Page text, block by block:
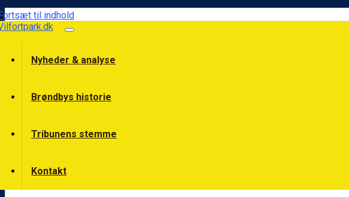
til indhold
Nyheder & analyse
Brøndbys historie
Tribunens stemme
Kontakt